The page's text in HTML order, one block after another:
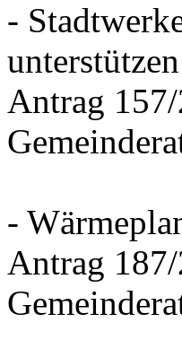
-
unterstützen
Antrag
-
Antrag